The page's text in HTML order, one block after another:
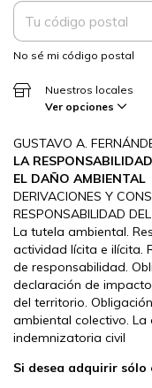
No sé mi código postal
Nuestros locales
Ver opciones
GUSTAVO A.
LA
EL DAÑO AMBIENTAL
DERIVACIONES Y
RESPONSABILIDAD
La tutela ambiental.
actividad lícita e ilícita.
de responsabilidad.
declaración de
del territorio.
ambiental colectivo. La
indemnizatoria civil
Si desea adquirir